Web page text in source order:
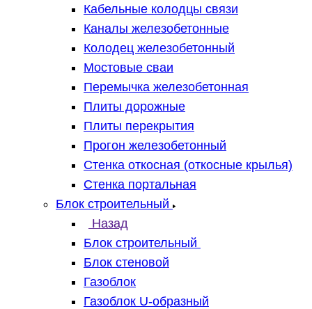
Кабельные колодцы связи
Каналы железобетонные
Колодец железобетонный
Мостовые сваи
Перемычка железобетонная
Плиты дорожные
Плиты перекрытия
Прогон железобетонный
Стенка откосная (откосные крылья)
Стенка портальная
Блок строительный
Назад
Блок строительный
Блок стеновой
Газоблок
Газоблок U-образный